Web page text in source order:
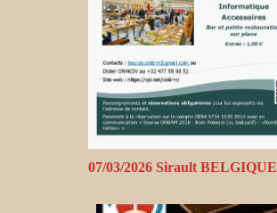
07/03/2026 Sirault BELGIQUE